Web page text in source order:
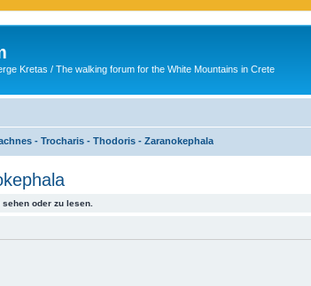
Kretas / The walking forum for the White Mountains in Crete
- Trocharis - Thodoris - Zaranokephala
oder zu lesen.